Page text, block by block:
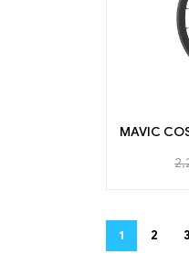
MAVIC
1 2